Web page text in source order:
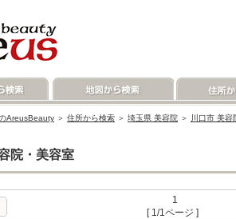
AreusBeauty ＞ 住所から検索 ＞ 埼玉県 美容院 ＞ 川口市 美容
院・美容室
1
[ 1/1ページ ]